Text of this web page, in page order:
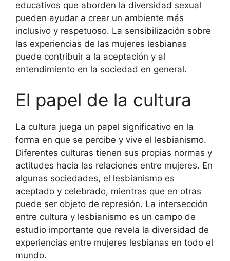
educativos que aborden la diversidad sexual
pueden ayudar a crear un ambiente más
inclusivo y respetuoso. La sensibilización sobre
las experiencias de las mujeres lesbianas
puede contribuir a la aceptación y al
entendimiento en la sociedad en general.
El papel de la cultura
La cultura juega un papel significativo en la
forma en que se percibe y vive el lesbianismo.
Diferentes culturas tienen sus propias normas y
actitudes hacia las relaciones entre mujeres. En
algunas sociedades, el lesbianismo es
aceptado y celebrado, mientras que en otras
puede ser objeto de represión. La intersección
entre cultura y lesbianismo es un campo de
estudio importante que revela la diversidad de
experiencias entre mujeres lesbianas en todo el
mundo.